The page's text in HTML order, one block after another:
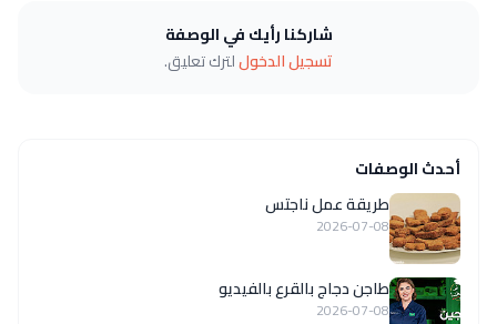
شاركنا رأيك في الوصفة
تسجيل الدخوللترك تعليق.
أحدث الوصفات
طريقة عمل ناجتس
2026-07-08
طاجن دجاج بالقرع بالفيديو
2026-07-08